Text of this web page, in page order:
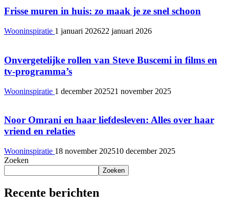
Frisse muren in huis: zo maak je ze snel schoon
Wooninspiratie 1 januari 202622 januari 2026
Onvergetelijke rollen van Steve Buscemi in films en
tv-programma’s
Wooninspiratie 1 december 202521 november 2025
Noor Omrani en haar liefdesleven: Alles over haar
vriend en relaties
Wooninspiratie 18 november 202510 december 2025
Zoeken
Zoeken
Recente berichten